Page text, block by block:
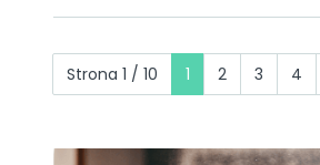
Strona 1 / 10 1 2 3 4